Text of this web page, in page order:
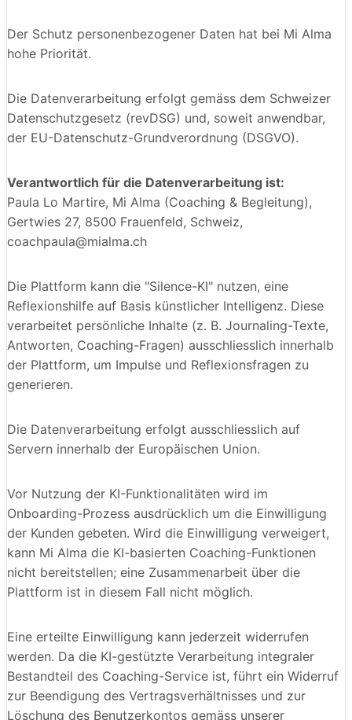
Der Schutz personenbezogener Daten hat bei Mi Alma
hohe Priorität.
Die Datenverarbeitung erfolgt gemäss dem Schweizer
Datenschutzgesetz (revDSG) und, soweit anwendbar,
der EU-Datenschutz-Grundverordnung (DSGVO).
Verantwortlich für die Datenverarbeitung ist:
Paula Lo Martire, Mi Alma (Coaching & Begleitung),
Gertwies 27, 8500 Frauenfeld, Schweiz,
coachpaula@mialma.ch
Die Plattform kann die "Silence-KI" nutzen, eine
Reflexionshilfe auf Basis künstlicher Intelligenz. Diese
verarbeitet persönliche Inhalte (z. B. Journaling-Texte,
Antworten, Coaching-Fragen) ausschliesslich innerhalb
der Plattform, um Impulse und Reflexionsfragen zu
generieren.
Die Datenverarbeitung erfolgt ausschliesslich auf
Servern innerhalb der Europäischen Union.
Vor Nutzung der KI-Funktionalitäten wird im
Onboarding-Prozess ausdrücklich um die Einwilligung
der Kunden gebeten. Wird die Einwilligung verweigert,
kann Mi Alma die KI-basierten Coaching-Funktionen
nicht bereitstellen; eine Zusammenarbeit über die
Plattform ist in diesem Fall nicht möglich.
Eine erteilte Einwilligung kann jederzeit widerrufen
werden. Da die KI-gestützte Verarbeitung integraler
Bestandteil des Coaching-Service ist, führt ein Widerruf
zur Beendigung des Vertragsverhältnisses und zur
Löschung des Benutzerkontos gemäss unserer